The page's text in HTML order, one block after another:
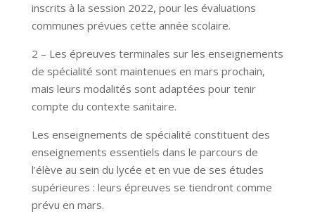
inscrits à la session 2022, pour les évaluations
communes prévues cette année scolaire.
2 – Les épreuves terminales sur les enseignements
de spécialité sont maintenues en mars prochain,
mais leurs modalités sont adaptées pour tenir
compte du contexte sanitaire.
Les enseignements de spécialité constituent des
enseignements essentiels dans le parcours de
l’élève au sein du lycée et en vue de ses études
supérieures : leurs épreuves se tiendront comme
prévu en mars.